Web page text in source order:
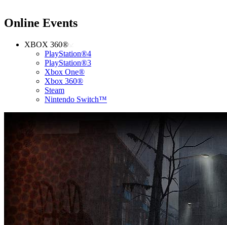
Online Events
XBOX 360®
PlayStation®4
PlayStation®3
Xbox One®
Xbox 360®
Steam
Nintendo Switch™